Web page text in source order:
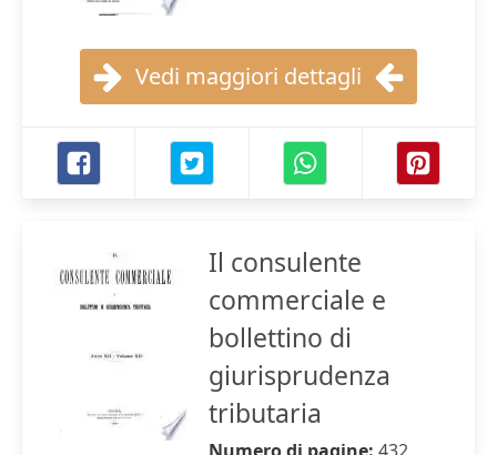
Vedi maggiori dettagli
Il consulente
commerciale e
bollettino di
giurisprudenza
tributaria